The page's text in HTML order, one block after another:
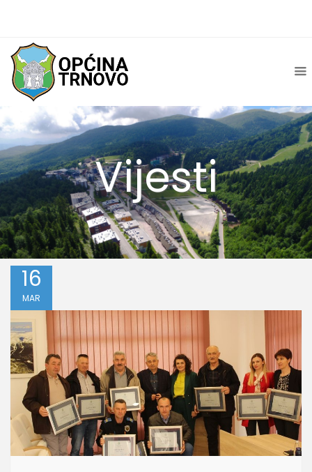
Vijesti
16
MAR